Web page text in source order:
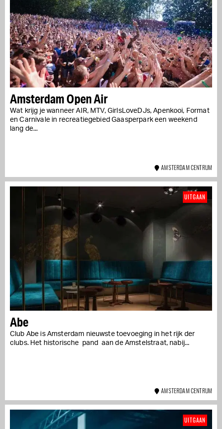
Amsterdam Open Air
Wat krijg je wanneer AIR, MTV, GirlsLoveDJs, Apenkooi, Format
en Carnivale in recreatiegebied Gaasperpark een weekend
lang de...
AMSTERDAM CENTRUM
Abe
Club Abe is Amsterdam nieuwste toevoeging in het rijk der
clubs. Het historische pand aan de Amstelstraat, nabij...
UITGAAN
AMSTERDAM CENTRUM
UITGAAN